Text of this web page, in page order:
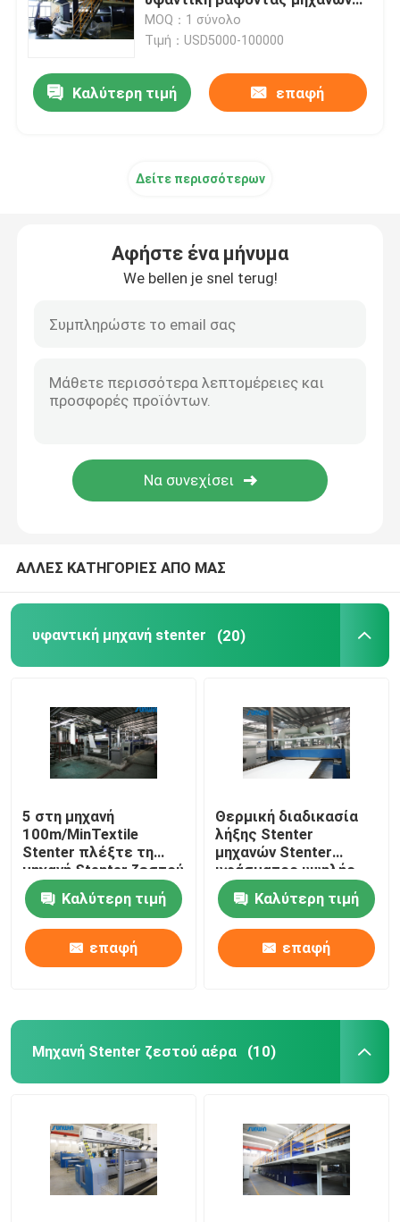
Υφαντική αποξηραντική μηχανή
Μηχανή ρύθμισης θερμότητας υφάσματος
υφαντική βάφοντας μηχανή
Μηχανή υφαντικής εκτύπωσης
Πέστε την αποξηραντική μηχανή
Χαλαρώστε την ξηρότερη μηχανή
πλεκτή
MOQ：1 σύνολο
Τιμή：USD5000-100000
Καλύτερη τιμή επαφή
Δείτε περισσότερων
Αφήστε ένα μήνυμα
We bellen je snel terug!
ΑΛΛΕΣ ΚΑΤΗΓΟΡΙΕΣ ΑΠΟ ΜΑΣ
υφαντική μηχανή stenter (20)
5 στη μηχανή
100m/MinTextile
Stenter πλέξτε τη
μηχανή Stenter ζεστού
αέρα ατμού τύπων
Καλύτερη τιμή
επαφή
Θερμική διαδικασία
λήξης Stenter
μηχανών Stenter
υφάσματος υψηλής
ταχύτητας
πετρελαίου
πολυεστέρα
Καλύτερη τιμή
επαφή
Μηχανή Stenter ζεστού αέρα (10)